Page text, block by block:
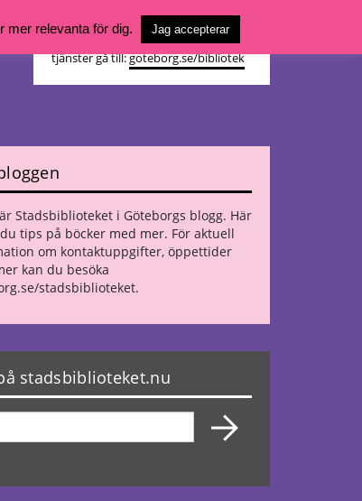
Vill du söka böcker, logga in på ditt
bibliotekskonto eller nå övriga
tjänster gå till:goteborg.se/bibliotek
Stadsbiblioteket i Göteborgs blogg. Här
tips på böcker med mer. För aktuell
om kontaktuppgifter, öppettider
kan du besöka
stadsbiblioteket.
stadsbiblioteket.nu
mer relevanta för dig. Jag accepterar